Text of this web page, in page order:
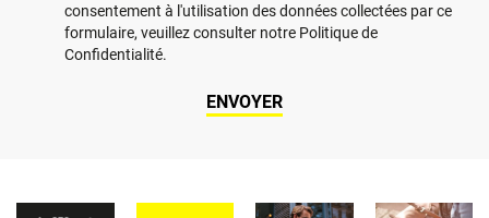
consentement à l'utilisation des données collectées par ce
formulaire, veuillez consulter notre Politique de
Confidentialité.